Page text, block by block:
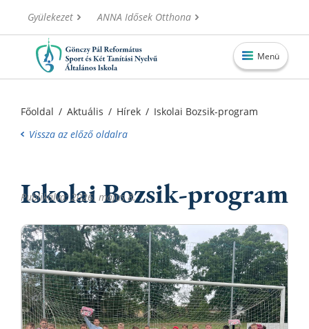
Gyülekezet ANNA Idősek Otthona
Menü
Alapítvány
Oktatás
Elérhetőségek
Főoldal / Aktuális / Hírek / Iskolai Bozsik-program
Vissza az előző oldalra
Iskolai Bozsik-program
Publikálva: 2026. május 8.